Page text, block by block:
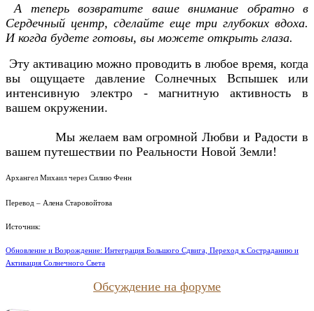
А теперь возвратите ваше внимание обратно в
Сердечный центр, сделайте еще три глубоких вдоха.
И когда будете готовы, вы можете открыть глаза.
Эту активацию можно проводить в любое время, когда
вы ощущаете давление Солнечных Вспышек или
интенсивную электро - магнитную активность в
вашем окружении.
Мы желаем вам огромной Любви и Радости в
вашем путешествии по Реальности Новой Земли!
Архангел Михаил через Силию Фенн
Перевод – Алена Старовойтова
Источник:
Обновление и Возрождение: Интеграция Большого Сдвига, Переход к Состраданию и
Активация Солнечного Света
Обсуждение на форуме